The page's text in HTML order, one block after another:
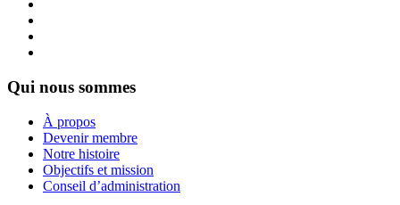
Qui nous sommes
À propos
Devenir membre
Notre histoire
Objectifs et mission
Conseil d’administration